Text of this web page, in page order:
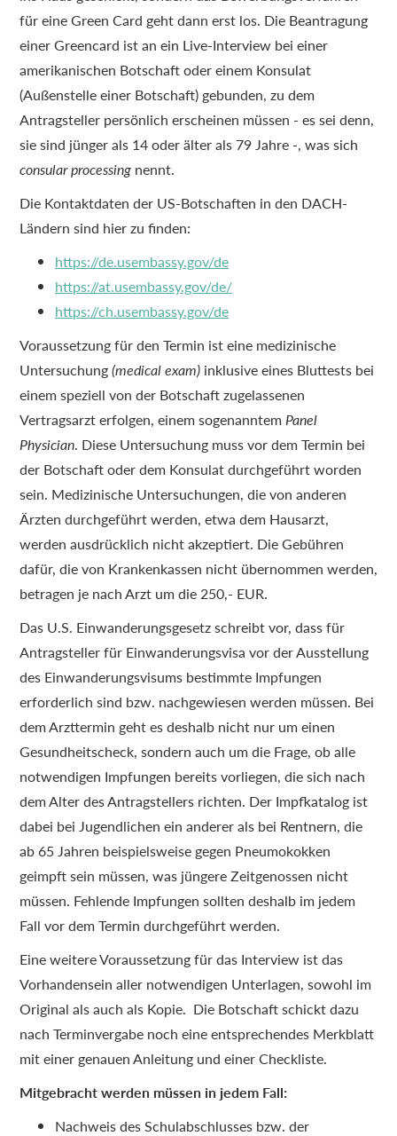
für eine Green Card geht dann erst los. Die Beantragung
einer Greencard ist an ein Live-Interview bei einer
amerikanischen Botschaft oder einem Konsulat
(Außenstelle einer Botschaft) gebunden, zu dem
Antragsteller persönlich erscheinen müssen - es sei denn,
sie sind jünger als 14 oder älter als 79 Jahre -, was sich
consular processing nennt.
Die Kontaktdaten der US-Botschaften in den DACH-
Ländern sind hier zu finden:
https://de.usembassy.gov/de
https://at.usembassy.gov/de/
https://ch.usembassy.gov/de
Voraussetzung für den Termin ist eine medizinische
Untersuchung(medical exam) inklusive eines Bluttests bei
einem speziell von der Botschaft zugelassenen
Vertragsarzt erfolgen, einem sogenanntem Panel
Physician. Diese Untersuchung muss vor dem Termin bei
der Botschaft oder dem Konsulat durchgeführt worden
sein. Medizinische Untersuchungen, die von anderen
Ärzten durchgeführt werden, etwa dem Hausarzt,
werden ausdrücklich nicht akzeptiert. Die Gebühren
dafür, die von Krankenkassen nicht übernommen werden,
betragen je nach Arzt um die 250,- EUR.
Das U.S. Einwanderungsgesetz schreibt vor, dass für
Antragsteller für Einwanderungsvisa vor der Ausstellung
des Einwanderungsvisums bestimmte Impfungen
erforderlich sind bzw. nachgewiesen werden müssen. Bei
dem Arzttermin geht es deshalb nicht nur um einen
Gesundheitscheck, sondern auch um die Frage, ob alle
notwendigen Impfungen bereits vorliegen, die sich nach
dem Alter des Antragstellers richten. Der Impfkatalog ist
dabei bei Jugendlichen ein anderer als bei Rentnern, die
ab 65 Jahren beispielsweise gegen Pneumokokken
geimpft sein müssen, was jüngere Zeitgenossen nicht
müssen. Fehlende Impfungen sollten deshalb im jedem
Fall vor dem Termin durchgeführt werden.
Eine weitere Voraussetzung für das Interview ist das
Vorhandensein aller notwendigen Unterlagen, sowohl im
Original als auch als Kopie. Die Botschaft schickt dazu
nach Terminvergabe noch eine entsprechendes Merkblatt
mit einer genauen Anleitung und einer Checkliste.
Mitgebracht werden müssen in jedem Fall:
Nachweis des Schulabschlusses bzw. der